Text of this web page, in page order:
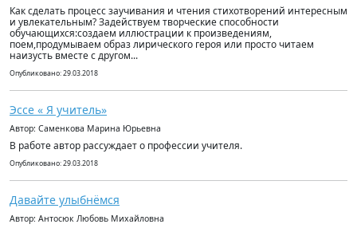
Как сделать процесс заучивания и чтения стихотворений интересным
и увлекательным? Задействуем творческие способности
обучающихся:создаем иллюстрации к произведениям,
поем,продумываем образ лирического героя или просто читаем
наизусть вместе с другом...
Опубликовано: 29.03.2018
Эссе « Я учитель»
Автор: Саменкова Марина Юрьевна
В работе автор рассуждает о профессии учителя.
Опубликовано: 29.03.2018
Давайте улыбнёмся
Автор: Антосюк Любовь Михайловна